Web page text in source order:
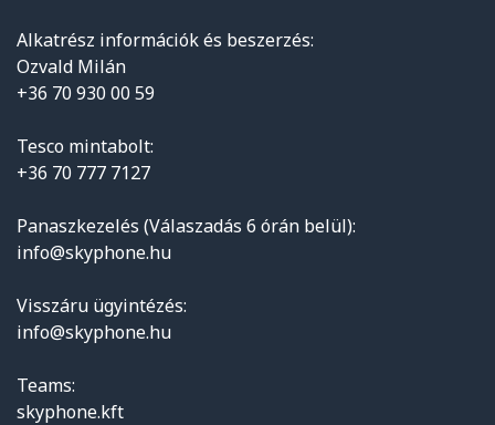
Alkatrész információk és beszerzés:
Ozvald Milán
+36 70 930 00 59
Tesco mintabolt:
+36 70 777 7127
Panaszkezelés (Válaszadás 6 órán belül):
info@skyphone.hu
Visszáru ügyintézés:
info@skyphone.hu
Teams:
skyphone.kft